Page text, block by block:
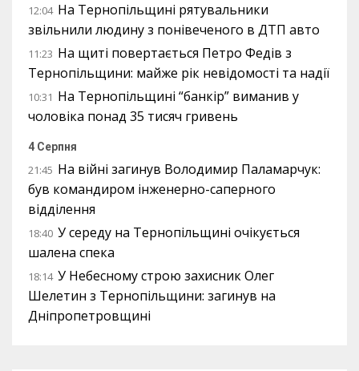
12:04 На Тернопільщині рятувальники
звільнили людину з понівеченого в ДТП авто
11:23 На щиті повертається Петро Федів з
Тернопільщини: майже рік невідомості та надії
10:31 На Тернопільщині “банкір” виманив у
чоловіка понад 35 тисяч гривень
4 Серпня
21:45 На війні загинув Володимир Паламарчук:
був командиром інженерно-саперного
відділення
18:40 У середу на Тернопільщині очікується
шалена спека
18:14 У Небесному строю захисник Олег
Шелетин з Тернопільщини: загинув на
Дніпропетровщині